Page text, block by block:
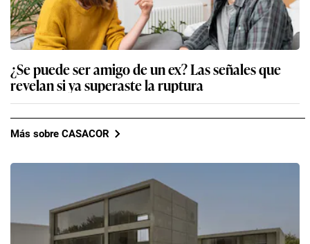
¿Se puede ser amigo de un ex? Las señales que
revelan si ya superaste la ruptura
Más sobre CASACOR